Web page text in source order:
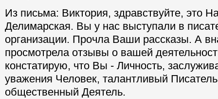
Из письма: Виктория, здравствуйте, это
Делимарская. Вы у нас выступали в
организации. Прочла Ваши рассказы. А
просмотрела отзывы о вашей
констатирую, что Вы - Личность,
уважения Человек, талантливый
общественный Деятель.